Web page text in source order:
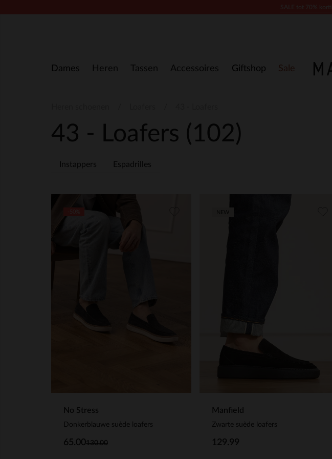
Dames Heren Tassen Accessoires Giftshop Sale
43 - Loafers (102)
Instappers Espadrilles
No Stress
Donkerblauwe suède loafers
130.00
65.00
Manfield
Zwarte suède loafers
129.99